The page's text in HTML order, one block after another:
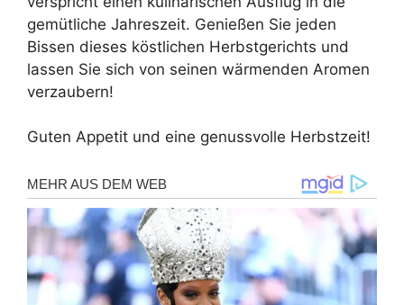
gemütliche Jahreszeit. Genießen Sie jeden
Bissen dieses köstlichen Herbstgerichts und
lassen Sie sich von seinen wärmenden Aromen
verzaubern!
Guten Appetit und eine genussvolle Herbstzeit!